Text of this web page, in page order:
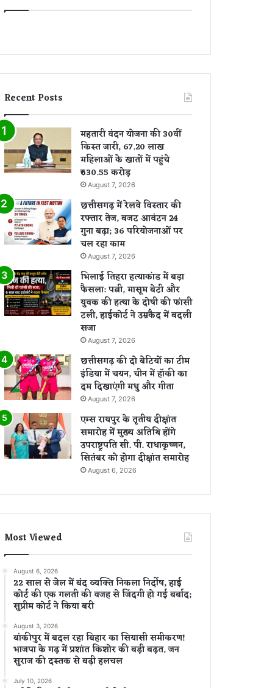
Recent Posts
महतारी वंदन योजना की 30वीं
किस्त जारी, 67.20 लाख
महिलाओं के खातों में पहुंचे
₹630.55 करोड़
August 7, 2026
छत्तीसगढ़ में रेलवे विस्तार की
रफ्तार तेज, बजट आवंटन 24
गुना बढ़ा; 36 परियोजनाओं पर
चल रहा काम
August 7, 2026
भिलाई तिहरा हत्याकांड में बड़ा
फैसला: पत्नी, मासूम बेटी और
युवक की हत्या के दोषी की फांसी
टली, हाईकोर्ट ने उम्रकैद में बदली
सजा
August 7, 2026
छत्तीसगढ़ की दो बेटियों का टीम
इंडिया में चयन, चीन में हॉकी का
दम दिखाएंगी मधु और गीता
August 7, 2026
एम्स रायपुर के तृतीय दीक्षांत
समारोह में मुख्य अतिथि होंगे
उपराष्ट्रपति सी. पी. राधाकृष्णन,
सितंबर को होगा दीक्षांत समारोह
August 6, 2026
Most Viewed
August 6, 2026
22 साल से जेल में बंद व्यक्ति निकला निर्दोष, हाई
कोर्ट की एक गलती की वजह से जिंदगी हो गई बर्बाद;
सुप्रीम कोर्ट ने किया बरी
August 3, 2026
बांकीपुर में बदल रहा बिहार का सियासी समीकरण!
भाजपा के गढ़ में प्रशांत किशोर की बड़ी बढ़त, जन
सुराज की दस्तक से बढ़ी हलचल
July 10, 2026